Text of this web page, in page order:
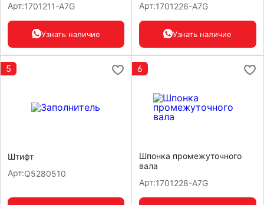
Арт:1701211-A7G
Узнать наличие
Арт:1701226-A7G
Узнать наличие
5
Штифт
Арт:Q5280510
6
Шпонка промежуточного
вала
Арт:1701228-A7G